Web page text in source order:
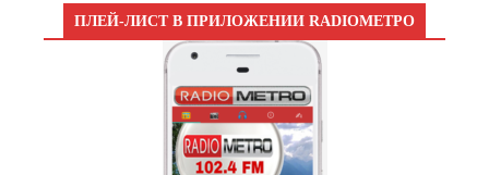
ПЛЕЙ-ЛИСТ В ПРИЛОЖЕНИИ RADIOМЕТРО